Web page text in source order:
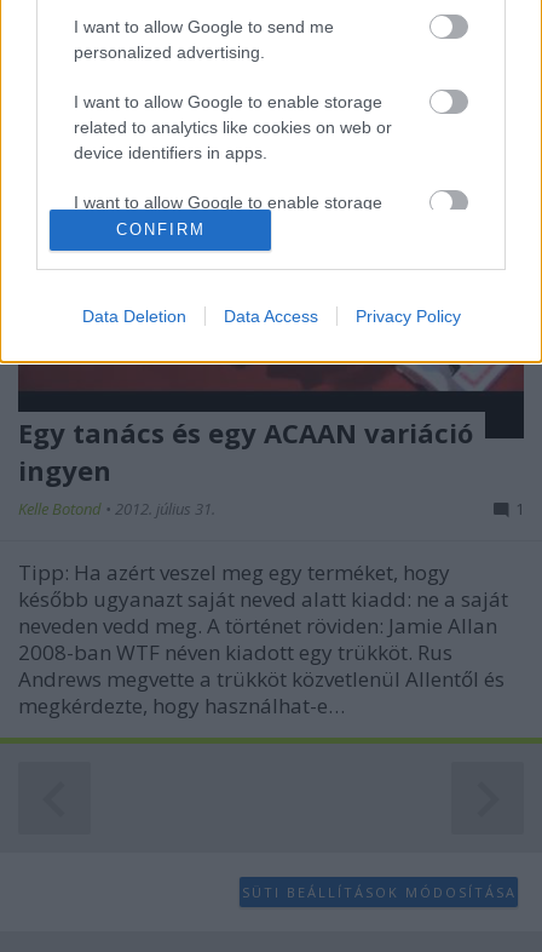
I want to allow Google to send me
personalized advertising.
I want to allow Google to enable storage
related to analytics like cookies on web or
device identifiers in apps.
I want to allow Google to enable storage
related to functionality of the website or app.
related to personalization.
user protection.
CONFIRM
Data Deletion Data Access Privacy Policy
Egy tanács és egy ACAAN variáció
ingyen
Kelle Botond • 2012. július 31. 1
Tipp: Ha azért veszel meg egy terméket, hogy
később ugyanazt saját neved alatt kiadd: ne a saját
neveden vedd meg. A történet röviden: Jamie Allan
2008-ban WTF néven kiadott egy trükköt. Rus
Andrews megvette a trükköt közvetlenül Allentől és
megkérdezte, hogy használhat-e…
SÜTI BEÁLLÍTÁSOK MÓDOSÍTÁSA